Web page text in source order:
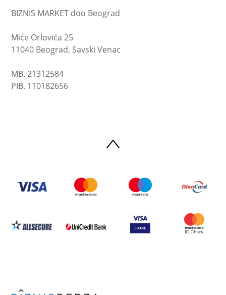
BIZNIS MARKET doo Beograd
Miće Orlovića 25
11040 Beograd, Savski Venac
MB. 21312584
PIB. 110182656